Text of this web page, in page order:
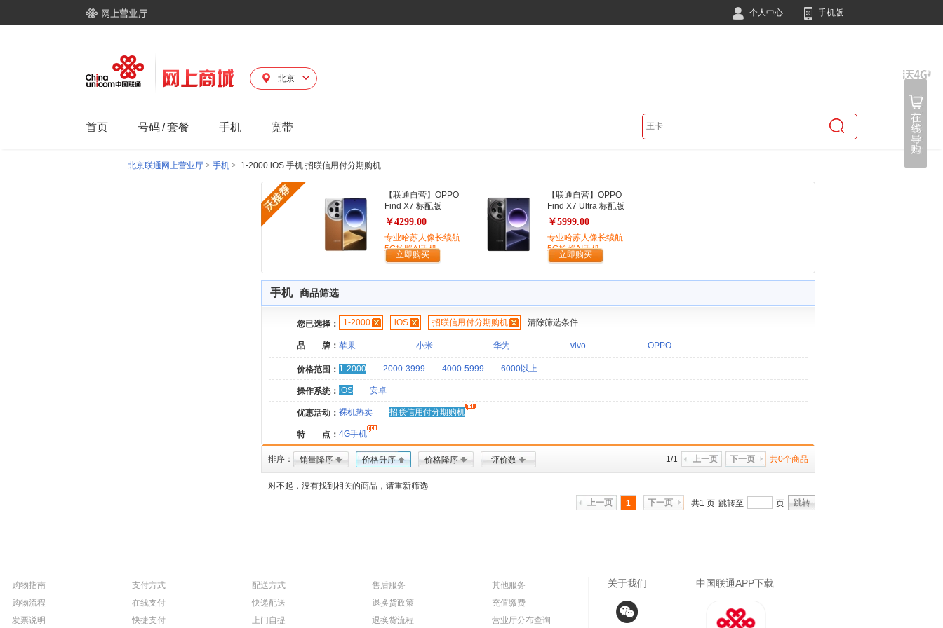
个人中心 手机版
北京
首页 号码/套餐 手机 宽带
北京联通网上营业厅 > 手机 > 1-2000 iOS 手机 招联信用付分期购机
【联通自营】OPPO
Find X7 标配版
￥4299.00
专业哈苏人像长续航
5G拍照AI手机
立即购买
【联通自营】OPPO
Find X7 Ultra 标配版
￥5999.00
专业哈苏人像长续航
5G拍照AI手机
立即购买
手机 商品筛选
您已选择： 1-2000 iOS 招联信用付分期购机 清除筛选条件
品 牌： 苹果 小米 华为 vivo OPPO
价格范围： 1-2000 2000-3999 4000-5999 6000以上
操作系统： iOS 安卓
优惠活动： 裸机热卖 招联信用付分期购机
特 点： 4G手机
排序： 销量降序 价格升序 价格降序 评价数 共0个商品
下一页
上一页
1/1
对不起，没有找到相关的商品，请重新筛选
上一页
1 下一页 共1 页 跳转至 页 跳转
购物指南
购物流程
发票说明
支付方式
在线支付
快捷支付
配送方式
快递配送
上门自提
售后服务
退换货政策
退换货流程
其他服务
充值缴费
营业厅分布查询
关于我们 中国联通APP下载